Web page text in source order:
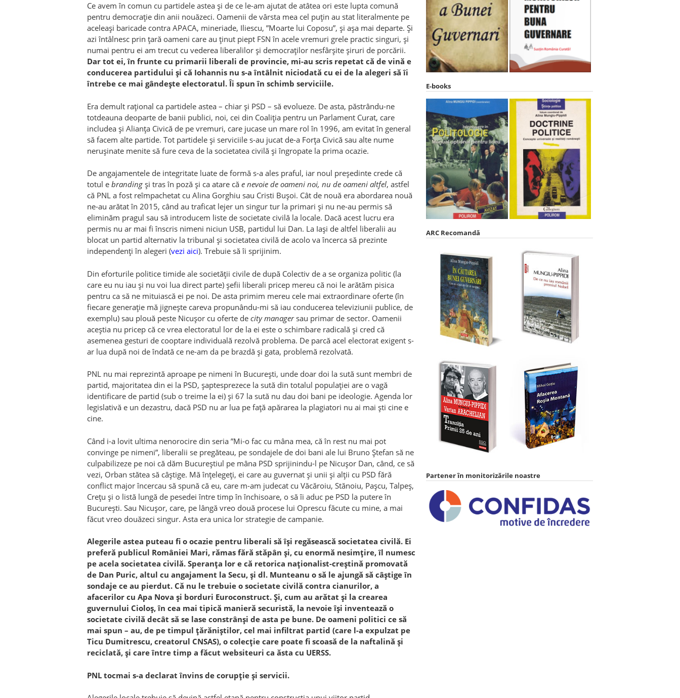
Ce avem în comun cu partidele astea și de ce le-am ajutat de atâtea ori este lupta comună
pentru democrație din anii nouăzeci. Oamenii de vârsta mea cel puțin au stat literalmente pe
aceleași baricade contra APACA, mineriade, Iliescu, ”Moarte lui Coposu”, și așa mai departe. Și
azi întâlnesc prin țară oameni care au ținut piept FSN în acele vremuri grele practic singuri, și
numai pentru ei am trecut cu vederea liberalilor și democraților nesfârșite șiruri de porcării.
Dar tot ei, în frunte cu primarii liberali de provincie, mi-au scris repetat că de vină e
conducerea partidului și că Iohannis nu s-a întâlnit niciodată cu ei de la alegeri să îi
întrebe ce mai gândește electoratul. Îi spun în schimb serviciile.
Era demult rațional ca partidele astea – chiar și PSD – să evolueze. De asta, păstrându-ne
totdeauna deoparte de banii publici, noi, cei din Coaliția pentru un Parlament Curat, care
includea și Alianța Civică de pe vremuri, care jucase un mare rol în 1996, am evitat în general
să facem alte partide. Tot partidele și serviciile s-au jucat de-a Forța Civică sau alte nume
nerușinate menite să fure ceva de la societatea civilă și îngropate la prima ocazie.
De angajamentele de integritate luate de formă s-a ales praful, iar noul președinte crede că
totul e branding și tras în poză și ca atare că e nevoie de oameni noi, nu de oameni altfel, astfel
că PNL a fost reîmpachetat cu Alina Gorghiu sau Cristi Bușoi. Cât de nouă era abordarea nouă
ne-au arătat în 2015, când au traficat lejer un singur tur la primari și nu ne-au permis să
eliminăm pragul sau să introducem liste de societate civilă la locale. Dacă acest lucru era
permis nu ar mai fi înscris nimeni niciun USB, partidul lui Dan. La Iași de altfel liberalii au
blocat un partid alternativ la tribunal și societatea civilă de acolo va încerca să prezinte
independenți în alegeri (vezi aici). Trebuie să îi sprijinim.
Din eforturile politice timide ale societății civile de după Colectiv de a se organiza politic (la
care eu nu iau și nu voi lua direct parte) șefii liberali pricep mereu că noi le arătăm pisica
pentru ca să ne mituiască ei pe noi. De asta primim mereu cele mai extraordinare oferte (în
fiecare generație mă jignește careva propunându-mi să iau conducerea televiziunii publice, de
exemplu) sau plouă peste Nicușor cu oferte de city managersau primar de sector. Oamenii
aceștia nu pricep că ce vrea electoratul lor de la ei este o schimbare radicală și cred că
asemenea gesturi de cooptare individuală rezolvă problema. De parcă acel electorat exigent s-
ar lua după noi de îndată ce ne-am da pe brazdă și gata, problemă rezolvată.
PNL nu mai reprezintă aproape pe nimeni în București, unde doar doi la sută sunt membri de
partid, majoritatea din ei la PSD, șaptesprezece la sută din totalul populației are o vagă
identificare de partid (sub o treime la ei) și 67 la sută nu dau doi bani pe ideologie. Agenda lor
legislativă e un dezastru, dacă PSD nu ar lua pe față apărarea la plagiatori nu ai mai ști cine e
cine.
Când i-a lovit ultima nenorocire din seria ”Mi-o fac cu mâna mea, că în rest nu mai pot
convinge pe nimeni”, liberalii se pregăteau, pe sondajele de doi bani ale lui Bruno Ștefan să ne
culpabilizeze pe noi că dăm Bucureștiul pe mâna PSD sprijinindu-l pe Nicușor Dan, când, ce să
vezi, Orban stătea să câștige. Mă înțelegeți, ei care au guvernat și unii și alții cu PSD fără
conflict major încercau să spună că eu, care m-am judecat cu Văcăroiu, Stănoiu, Pașcu, Talpeș,
Crețu și o listă lungă de pesedei între timp în închisoare, o să îi aduc pe PSD la putere în
București. Sau Nicușor, care, pe lângă vreo două procese lui Oprescu făcute cu mine, a mai
făcut vreo douăzeci singur. Asta era unica lor strategie de campanie.
Alegerile astea puteau fi o ocazie pentru liberali să își regăsească societatea civilă. Ei
preferă publicul României Mari, rămas fără stăpân și, cu enormă nesimțire, îl numesc
pe acela societatea civilă. Speranța lor e că retorica naționalist-creștină promovată
de Dan Puric, altul cu angajament la Secu, și dl. Munteanu o să le ajungă să câștige în
sondaje ce au pierdut. Că nu le trebuie o societate civilă contra cianurilor, a
afacerilor cu Apa Nova și borduri Euroconstruct. Și, cum au arătat și la crearea
guvernului Cioloș, în cea mai tipică manieră securistă, la nevoie își inventează o
societate civilă decât să se lase constrânși de asta pe bune. De oameni politici ce să
mai spun – au, de pe timpul țărăniștilor, cel mai infiltrat partid (care l-a expulzat pe
Ticu Dumitrescu, creatorul CNSAS), o colecție care poate fi scoasă de la naftalină și
reciclată, și care între timp a făcut websiteuri ca ăsta cu UERSS.
PNL tocmai s-a declarat învins de corupție și servicii.
E-books
ARC Recomandă
Partener în monitorizările noastre